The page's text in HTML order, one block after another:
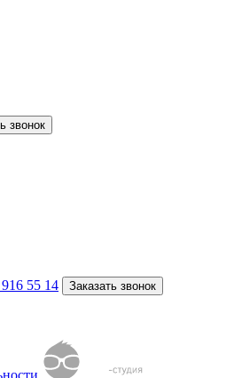
звонок
55 14 Заказать звонок